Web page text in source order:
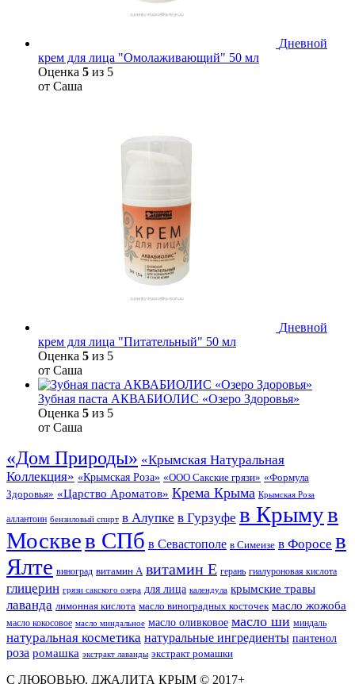
Дневной
крем для лица "Омолаживающий" 50 мл
Оценка 5 из 5
от Саша
Дневной
крем для лица "Питательный" 50 мл
Оценка 5 из 5
от Саша
Зубная паста АКВАБИОЛИС «Озеро Здоровья»
Оценка 5 из 5
от Саша
«Дом Природы» «Крымская Натуральная
Коллекция» «Крымская Роза» «ООО Сакские грязи» «Формула
Здоровья» «Царство Ароматов» Крема Крыма Крымская Роза
аллантоин бензиловый спирт в Алупке в Гурзуфе в Крымув
Москвев СПб в Севастополе в Симеизе в Форосе в
Ялте виноград витамин А витамин Е герань гиалуроновая кислота
глицерин грязи сакского озера для лица календула крымские травы
лаванда лимонная кислота масло виноградных косточек масло жожоба
масло кокосовое масло миндальное масло оливковое масло ши миндаль
натуральная косметика натуральные ингредиенты пантенол
роза ромашка экстракт лаванды экстракт ромашки
С ЛЮБОВЬЮ. ДЖАЛИТА КРЫМ © 2017+